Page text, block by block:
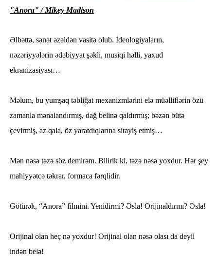
"Anora" /Mikey Madison
Əlbəttə, sənət əzəldən vasitə olub. İdeologiyaların,
nəzəriyyələrin ədəbiyyat şəkli, musiqi həlli, yaxud
ekranizasiyası…
Məlum, bu yumşaq təbliğat mexanizmlərini elə müəlliflərin özü
zamanla mənalandırmış, dağ belinə qaldırmış; bəzən bütə
çevirmiş, az qala, öz yaratdıqlarına sitayiş etmiş…
Mən nəsə təzə söz demirəm. Bilirik ki, təzə nəsə yoxdur. Hər şey
mahiyyətcə təkrar, formaca fərqlidir.
Götürək, “Anora” filmini. Yenidirmi? Əsla! Orijinaldırmı? Əsla!
Orijinal olan heç nə yoxdur! Orijinal olan nəsə olası da deyil
indən belə!